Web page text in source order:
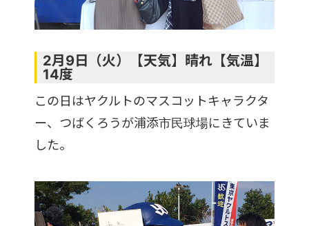
2月9日（火）【天気】晴れ【気温】
14度
この日はヤクルトのマスコットキャラクタ
ー、つばくろうが浦添市民球場にきていま
した。